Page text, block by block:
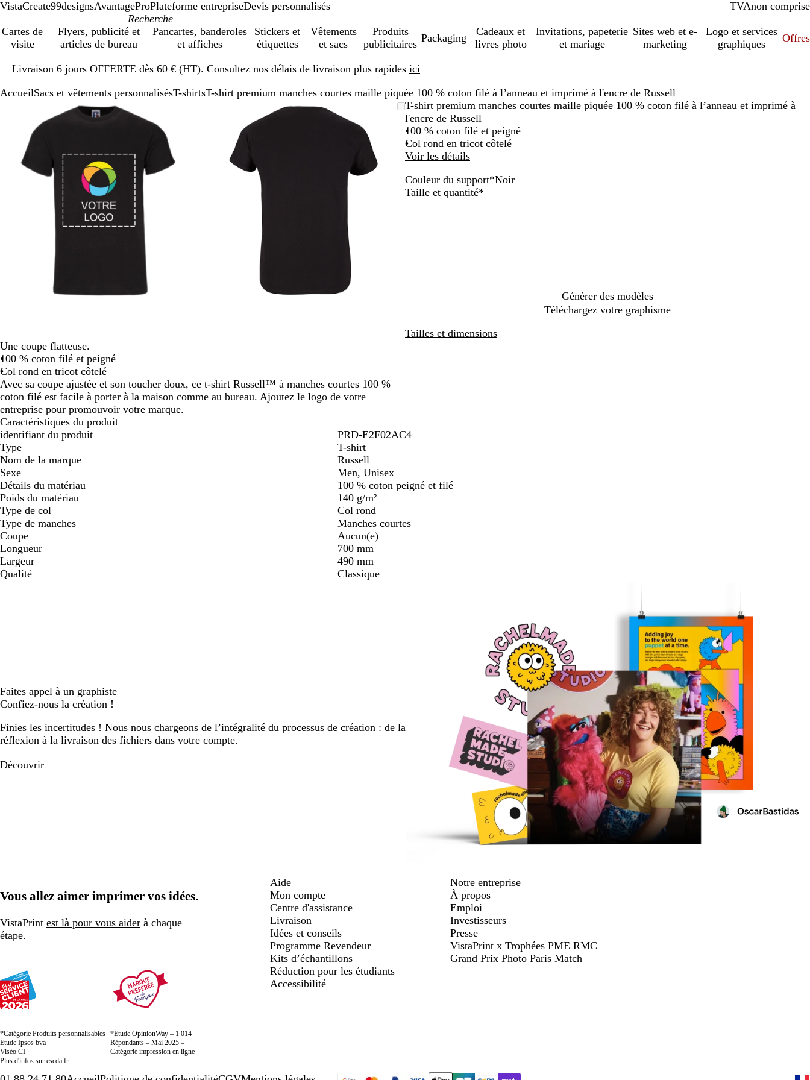
VistaCreate99designsAvantageProPlateforme entrepriseDevis personnalisés TVAcomprise
non comprise
Cartes de
visite
Flyers, publicité et
articles de bureau
Pancartes, banderoles
et affiches
Stickers et
étiquettes
Vêtements
et sacs
Produits
publicitaires
Packaging
Cadeaux et
livres photo
Invitations, papeterie
et mariage
Sites web et e-
marketing
Logo et services
graphiques
Offres
Livraison 6 jours OFFERTE dès 60 € (HT). Consultez nos délais de livraison plus rapides ici
1
AccueilSacs et vêtements personnalisésT-shirtsT-shirt premium manches courtes maille piquée 100 % coton filé à l’anneau et imprimé à l'encre de Russell
Image
zoomable
Zoom
au
Cliquez
pour
Utilisez
les
et
moins
pour
zoomer
et
les
Image
zoomable
Zoom
Cliquez
Utilisez
T-shirt premium manches courtes maille piquée 100 % coton filé à l’anneau et imprimé à
l'encre de Russell
100 % coton filé et peigné
Col rond en tricot côtelé
Voir les détails
Couleur du support*Noir
N
B
Taille et quantité*
Générer des modèles
Téléchargez votre graphisme
Tailles et dimensions
Une coupe flatteuse.
100 % coton filé et peigné
Col rond en tricot côtelé
Avec sa coupe ajustée et son toucher doux, ce t-shirt Russell™ à manches courtes 100 %
coton filé est facile à porter à la maison comme au bureau. Ajoutez le logo de votre
entreprise pour promouvoir votre marque.
Caractéristiques du produit
identifiant du produit
PRD-E2F02AC4
Type
T-shirt
Nom de la marque
Russell
Sexe
Men, Unisex
Détails du matériau
100 % coton peigné et filé
Poids du matériau
140 g/m²
Type de col
Col rond
Type de manches
Manches courtes
Coupe
Aucun(e)
Longueur
700 mm
Largeur
490 mm
Qualité
Classique
Faites appel à un graphiste
Confiez-nous la création !
Finies les incertitudes ! Nous nous chargeons de l’intégralité du processus de création : de la
réflexion à la livraison des fichiers dans votre compte.
Découvrir
Vous allez aimer imprimer vos idées.
VistaPrint est là pour vous aider à chaque
étape.
*Catégorie Produits personnalisables
Étude Ipsos bva
Viséo CI
Plus d'infos sur escda.fr
*Étude OpinionWay – 1 014
Répondants – Mai 2025 –
Catégorie impression en ligne
Aide
Mon compte
Centre d'assistance
Livraison
Idées et conseils
Programme Revendeur
Kits d’échantillons
Réduction pour les étudiants
Accessibilité
Notre entreprise
À propos
Emploi
Investisseurs
Presse
VistaPrint x Trophées PME RMC
Grand Prix Photo Paris Match